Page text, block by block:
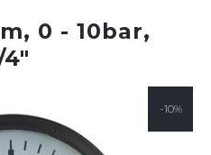
0 - 10bar,
-10%